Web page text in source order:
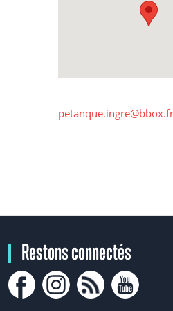
petanque.ingre@bbox.fr
Restons connectés